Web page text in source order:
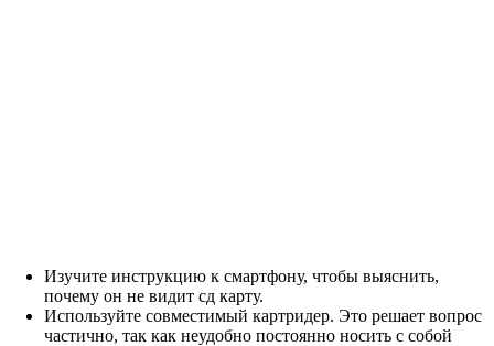
Изучите инструкцию к смартфону, чтобы выяснить,
почему он не видит сд карту.
Используйте совместимый картридер. Это решает вопрос
частично, так как неудобно постоянно носить с собой